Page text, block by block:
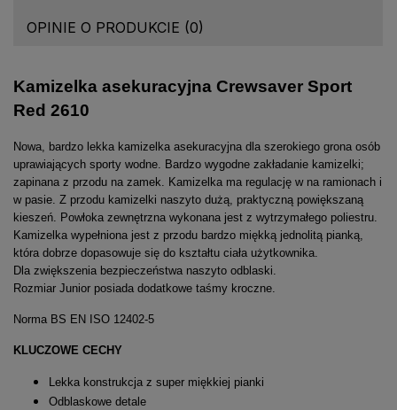
OPINIE O PRODUKCIE (0)
Kamizelka asekuracyjna Crewsaver Sport
Red 2610
Nowa, bardzo lekka kamizelka asekuracyjna dla szerokiego grona osób
uprawiających sporty wodne. Bardzo wygodne zakładanie kamizelki;
zapinana z przodu na zamek. Kamizelka ma regulację w na ramionach i
w pasie. Z przodu kamizelki naszyto dużą, praktyczną powiększaną
kieszeń. Powłoka zewnętrzna wykonana jest z wytrzymałego poliestru.
Kamizelka wypełniona jest z przodu bardzo miękką jednolitą pianką,
która dobrze dopasowuje się do kształtu ciała użytkownika.
Dla zwiększenia bezpieczeństwa naszyto odblaski.
Rozmiar Junior posiada dodatkowe taśmy kroczne.
Norma BS EN ISO 12402-5
KLUCZOWE CECHY
Lekka konstrukcja z super miękkiej pianki
Odblaskowe detale